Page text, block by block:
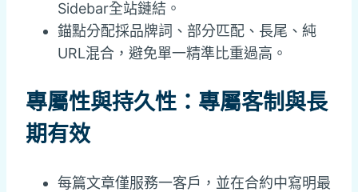
Sidebar全站鏈結。
錨點分配採品牌詞、部分匹配、長尾、純
URL混合，避免單一精準比重過高。
專屬性與持久性：專屬客制與長
期有效
每篇文章僅服務一客戶，並在合約中寫明最